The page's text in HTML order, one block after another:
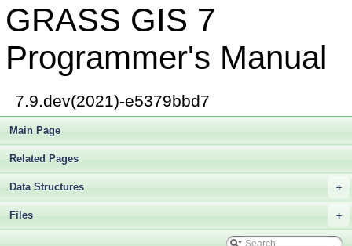
GRASS GIS 7
Programmer's Manual
7.9.dev(2021)-e5379bbd7
Main Page
Related Pages
+
Data Structures
+
Files
► normp.c
► null.c
► nviz.c
defs/nviz.h
nviz.h
defs/ogsf.h
► ogsf.h
► omnibus.c
► oom.c
► gis/open.c
► raster/open.c
► segment/open.c